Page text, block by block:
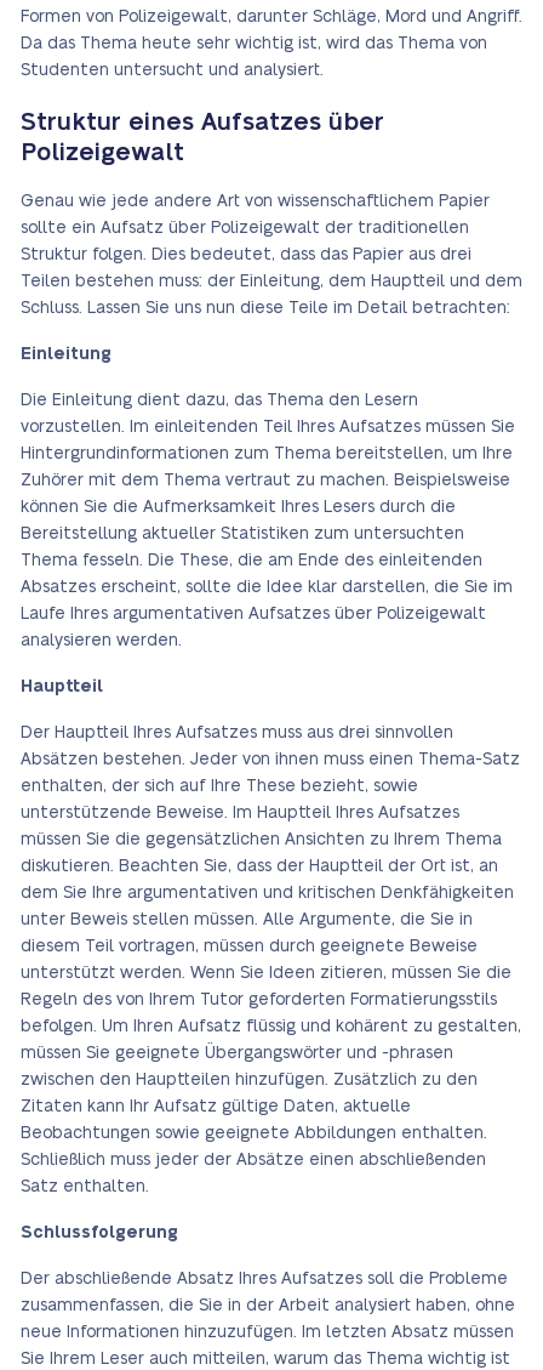
Formen von Polizeigewalt, darunter Schläge, Mord und Angriff.
Da das Thema heute sehr wichtig ist, wird das Thema von
Studenten untersucht und analysiert.
Struktur eines Aufsatzes über
Polizeigewalt
Genau wie jede andere Art von wissenschaftlichem Papier
sollte ein Aufsatz über Polizeigewalt der traditionellen
Struktur folgen. Dies bedeutet, dass das Papier aus drei
Teilen bestehen muss: der Einleitung, dem Hauptteil und dem
Schluss. Lassen Sie uns nun diese Teile im Detail betrachten:
Einleitung
Die Einleitung dient dazu, das Thema den Lesern
vorzustellen. Im einleitenden Teil Ihres Aufsatzes müssen Sie
Hintergrundinformationen zum Thema bereitstellen, um Ihre
Zuhörer mit dem Thema vertraut zu machen. Beispielsweise
können Sie die Aufmerksamkeit Ihres Lesers durch die
Bereitstellung aktueller Statistiken zum untersuchten
Thema fesseln. Die These, die am Ende des einleitenden
Absatzes erscheint, sollte die Idee klar darstellen, die Sie im
Laufe Ihres argumentativen Aufsatzes über Polizeigewalt
analysieren werden.
Hauptteil
Der Hauptteil Ihres Aufsatzes muss aus drei sinnvollen
Absätzen bestehen. Jeder von ihnen muss einen Thema-Satz
enthalten, der sich auf Ihre These bezieht, sowie
unterstützende Beweise. Im Hauptteil Ihres Aufsatzes
müssen Sie die gegensätzlichen Ansichten zu Ihrem Thema
diskutieren. Beachten Sie, dass der Hauptteil der Ort ist, an
dem Sie Ihre argumentativen und kritischen Denkfähigkeiten
unter Beweis stellen müssen. Alle Argumente, die Sie in
diesem Teil vortragen, müssen durch geeignete Beweise
unterstützt werden. Wenn Sie Ideen zitieren, müssen Sie die
Regeln des von Ihrem Tutor geforderten Formatierungsstils
befolgen. Um Ihren Aufsatz flüssig und kohärent zu gestalten,
müssen Sie geeignete Übergangswörter und -phrasen
zwischen den Hauptteilen hinzufügen. Zusätzlich zu den
Zitaten kann Ihr Aufsatz gültige Daten, aktuelle
Beobachtungen sowie geeignete Abbildungen enthalten.
Schließlich muss jeder der Absätze einen abschließenden
Satz enthalten.
Schlussfolgerung
Der abschließende Absatz Ihres Aufsatzes soll die Probleme
zusammenfassen, die Sie in der Arbeit analysiert haben, ohne
neue Informationen hinzuzufügen. Im letzten Absatz müssen
Sie Ihrem Leser auch mitteilen, warum das Thema wichtig ist